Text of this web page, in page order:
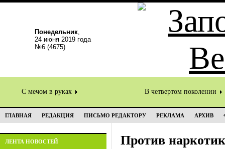
Понедельник,
24 июня 2019 года
№6 (4675)
С мечом в руках В четвертом поколении
ГЛАВНАЯ РЕДАКЦИЯ ПИСЬМО РЕДАКТОРУ РЕКЛАМА АРХИВ
ЛЕНТА НОВОСТЕЙ Против